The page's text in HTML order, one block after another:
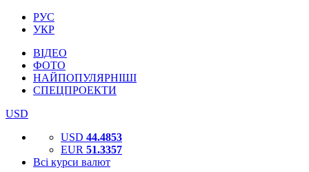
РУС
УКР
ВІДЕО
ФОТО
НАЙПОПУЛЯРНІШІ
СПЕЦПРОЕКТИ
USD
USD 44.4853
EUR 51.3357
Всі курси валют